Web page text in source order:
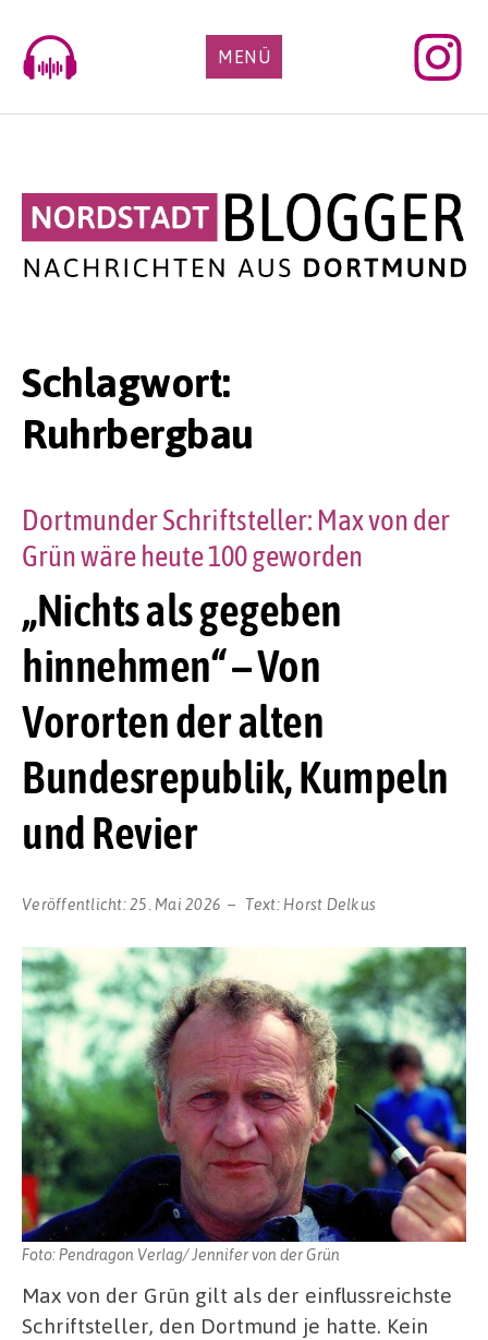
content
MENÜ
Schlagwort:
Ruhrbergbau
„Nichts als gegeben
hinnehmen“ – Von
Vororten der alten
Bundesrepublik, Kumpeln
und Revier
Dortmunder Schriftsteller: Max von der
Grün wäre heute 100 geworden
Veröffentlicht:25. Mai 2026 Text: Horst Delkus
Foto: Pendragon Verlag/ Jennifer von der Grün
Max von der Grün gilt als der einflussreichste
Schriftsteller, den Dortmund je hatte. Kein